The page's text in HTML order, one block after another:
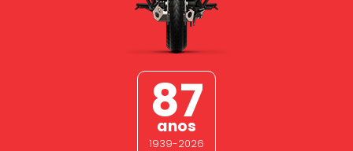
87
anos
1939-2026